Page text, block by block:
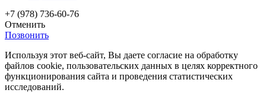
+7 (978) 736-60-76
Отменить
Позвонить
Используя этот веб-сайт, Вы даете согласие на обработку
файлов cookie, пользовательских данных в целях корректного
функционирования сайта и проведения статистических
исследований.